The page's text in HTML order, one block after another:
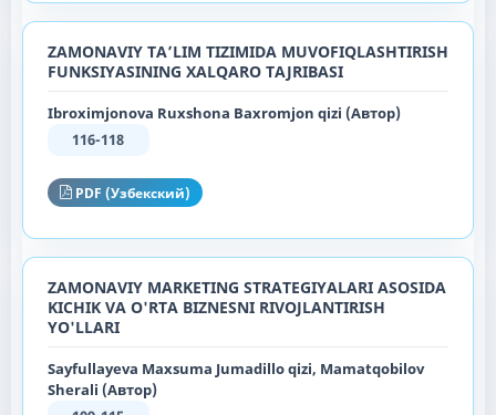
ZAMONAVIY TA’LIM TIZIMIDA MUVOFIQLASHTIRISH
FUNKSIYASINING XALQARO TAJRIBASI
Ibroximjonova Ruxshona Baxromjon qizi (Автор)
116-118
PDF (Узбекский)
ZAMONAVIY MARKETING STRATEGIYALARI ASOSIDA
KICHIK VA O'RTA BIZNESNI RIVOJLANTIRISH
YO'LLARI
Sayfullayeva Maxsuma Jumadillo qizi, Mamatqobilov
Sherali (Автор)